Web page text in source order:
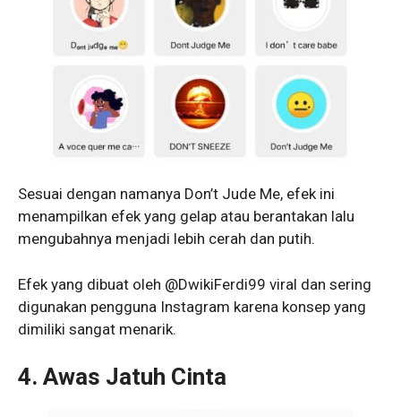
Sesuai dengan namanya Don’t Jude Me, efek ini
menampilkan efek yang gelap atau berantakan lalu
mengubahnya menjadi lebih cerah dan putih.
Efek yang dibuat oleh @DwikiFerdi99 viral dan sering
digunakan pengguna Instagram karena konsep yang
dimiliki sangat menarik.
4. Awas Jatuh Cinta